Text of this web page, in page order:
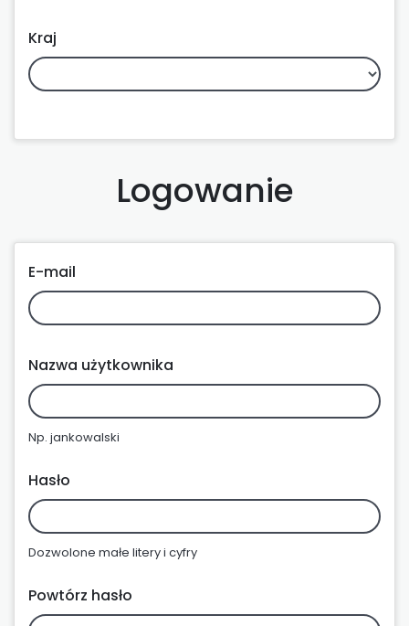
Kraj
Logowanie
E-mail
Nazwa użytkownika
Np. jankowalski
Hasło
Dozwolone małe litery i cyfry
Powtórz hasło